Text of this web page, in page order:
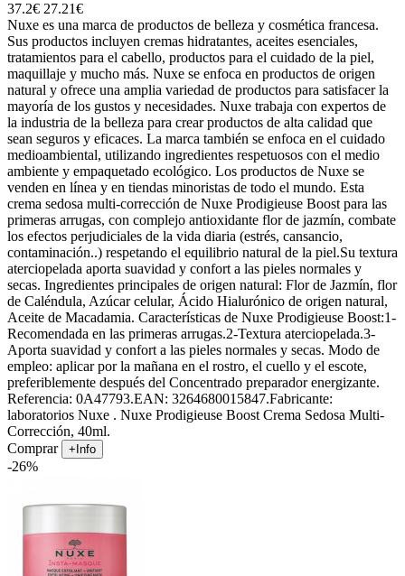
37.2€ 27.21€
Nuxe es una marca de productos de belleza y cosmética francesa.
Sus productos incluyen cremas hidratantes, aceites esenciales,
tratamientos para el cabello, productos para el cuidado de la piel,
maquillaje y mucho más. Nuxe se enfoca en productos de origen
natural y ofrece una amplia variedad de productos para satisfacer la
mayoría de los gustos y necesidades. Nuxe trabaja con expertos de
la industria de la belleza para crear productos de alta calidad que
sean seguros y eficaces. La marca también se enfoca en el cuidado
medioambiental, utilizando ingredientes respetuosos con el medio
ambiente y empaquetado ecológico. Los productos de Nuxe se
venden en línea y en tiendas minoristas de todo el mundo. Esta
crema sedosa multi-corrección de Nuxe Prodigieuse Boost para las
primeras arrugas, con complejo antioxidante flor de jazmín, combate
los efectos perjudiciales de la vida diaria (estrés, cansancio,
contaminación..) respetando el equilibrio natural de la piel.Su textura
aterciopelada aporta suavidad y confort a las pieles normales y
secas. Ingredientes principales de origen natural: Flor de Jazmín, flor
de Caléndula, Azúcar celular, Ácido Hialurónico de origen natural,
Aceite de Macadamia. Características de Nuxe Prodigieuse Boost:1-
Recomendada en las primeras arrugas.2-Textura aterciopelada.3-
Aporta suavidad y confort a las pieles normales y secas. Modo de
empleo: aplicar por la mañana en el rostro, el cuello y el escote,
preferiblemente después del Concentrado preparador energizante.
Referencia: 0A47793.EAN: 3264680015847.Fabricante:
laboratorios Nuxe . Nuxe Prodigieuse Boost Crema Sedosa Multi-
Corrección, 40ml.
Comprar
+Info
-26%